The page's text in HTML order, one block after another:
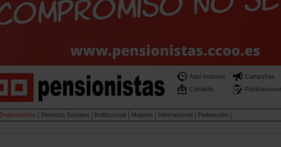
Aquí estamos
Campañas
Contacta
Dependencia Servicios Sociales Institucional Mujeres Internacional
Federación